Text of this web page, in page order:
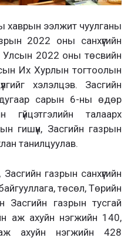
ээлжит чуулганы
2022 оны санхүүгийн
Улсын 2022 оны төсвийн
Их Хурлын тогтоолын
хэлэлцэв. Засгийн
сарын 6-ны өдөр
гүйцэтгэлийн талаарх
гишүүн, Засгийн газрын
танилцуулав.
газрын санхүүгийн
төсөл, Төрийн
Засгийн газрын тусгай
аж ахуйн нэгжийн 140,
ахуйн нэгжийн 428